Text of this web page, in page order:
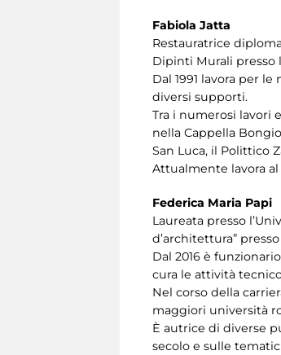
Fabiola Jatta
Restauratrice
Dipinti Murali presso
Dal 1991 lavora per
diversi supporti.
Tra i numerosi lavori
nella Cappella
San Luca, il Polittico
Attualmente lavora al
Federica Maria Papi
Laureata presso
d’architettura”
Dal 2016 è
cura le attività
Nel corso della
maggiori università
È autrice di diverse
secolo e sulle